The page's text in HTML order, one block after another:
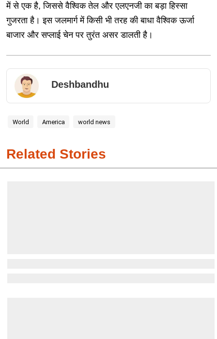
में से एक है, जिससे वैश्विक तेल और एलएनजी का बड़ा हिस्सा
गुजरता है। इस जलमार्ग में किसी भी तरह की बाधा वैश्विक ऊर्जा
बाजार और सप्लाई चेन पर तुरंत असर डालती है।
Deshbandhu
World America world news
Related Stories